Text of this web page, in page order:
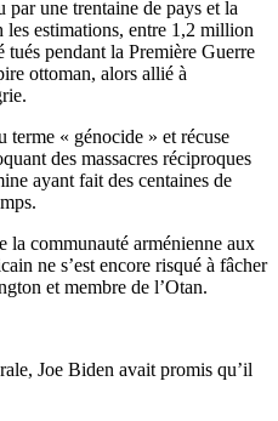
une trentaine de pays et la
les estimations, entre 1,2 million
pendant la Première Guerre
ottoman, alors allié à
terme « génocide » et récuse
des massacres réciproques
ayant fait des centaines de
la communauté arménienne aux
ne s’est encore risqué à fâcher
et membre de l’Otan.
Joe Biden avait promis qu’il